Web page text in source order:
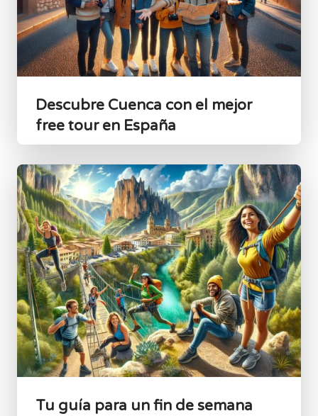
Descubre Cuenca con el mejor
free tour en España
Tu guía para un fin de semana